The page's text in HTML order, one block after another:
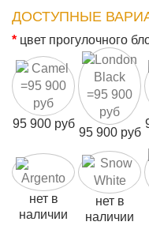
ДОСТУПНЫЕ
цвет прогулочного
95 900 руб
95 900 руб
нет в
наличии
нет в
наличии